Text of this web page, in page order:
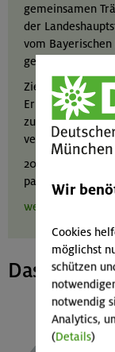
gemeinsamen
der
vom
geförderte
Ziel des
zu lenken und
verantwortliches
2017 wurde ein
passierte lange
weiterlesen
Das
Wir
Cookies
möglichst
schützen
notwendig
Analytics,
(Details)